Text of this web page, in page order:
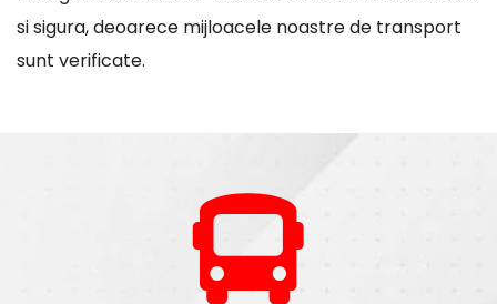
si sigura, deoarece mijloacele noastre de transport
sunt verificate.